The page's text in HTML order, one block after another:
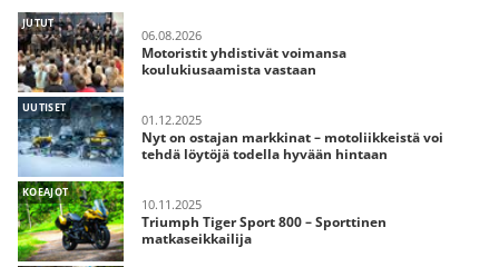
JUTUT
06.08.2026
Motoristit yhdistivät voimansa
koulukiusaamista vastaan
UUTISET
01.12.2025
Nyt on ostajan markkinat – motoliikkeistä voi
tehdä löytöjä todella hyvään hintaan
KOEAJOT
10.11.2025
Triumph Tiger Sport 800 – Sporttinen
matkaseikkailija